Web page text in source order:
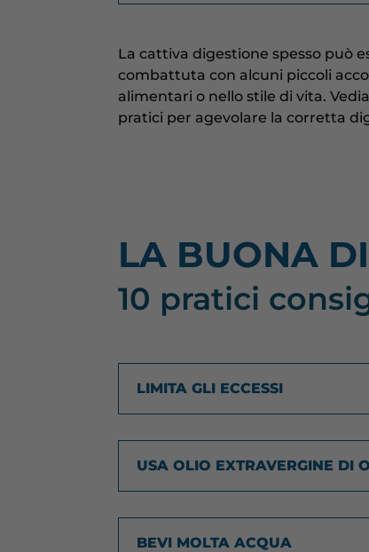
La cattiva digestione spesso può
combattuta con alcuni piccoli
alimentari o nello stile di vita.
pratici per agevolare la corretta
LA BUONA
10 pratici
LIMITA GLI ECCESSI
USA OLIO EXTRAVERGINE DI
BEVI MOLTA ACQUA